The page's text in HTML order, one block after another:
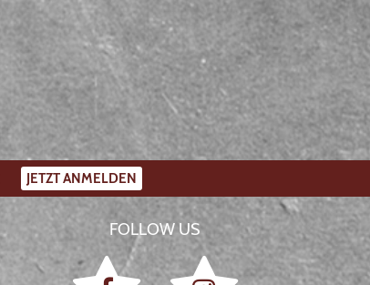
JETZT ANMELDEN
FOLLOW US